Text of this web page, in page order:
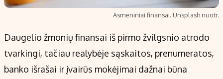
Asmeniniai finansai. Unsplash nuotr.
Daugelio žmonių finansai iš pirmo žvilgsnio atrodo
tvarkingi, tačiau realybėje sąskaitos, prenumeratos,
banko išrašai ir įvairūs mokėjimai dažnai būna